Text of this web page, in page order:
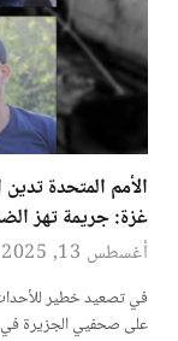
الأمم المتحدة
غزة: جريمة تهز
أغسطس 13, 2025
في تصعيد خطير للأحداث
على صحفيي الجزيرة في